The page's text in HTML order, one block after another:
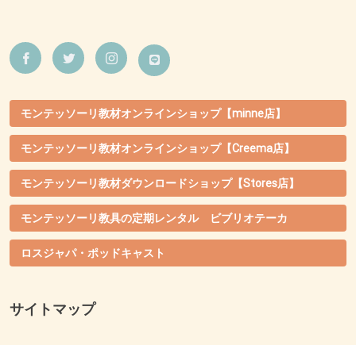
モンテッソーリ教材オンラインショップ【minne店】
モンテッソーリ教材オンラインショップ【Creema店】
モンテッソーリ教材ダウンロードショップ【Stores店】
モンテッソーリ教具の定期レンタル ビブリオテーカ
ロスジャパ・ポッドキャスト
サイトマップ